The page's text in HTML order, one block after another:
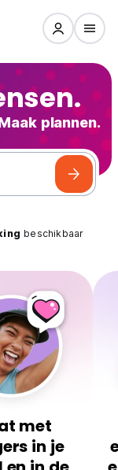
plannen.
beschikbaar
met
in je